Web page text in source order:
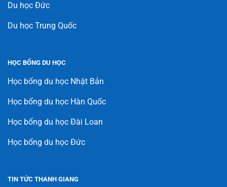
Du học Đức
Du học Trung Quốc
HỌC BỔNG DU HỌC
Học bổng du học Nhật Bản
Học bổng du học Hàn Quốc
Học bổng du học Đài Loan
Học bổng du học Đức
TIN TỨC THANH GIANG